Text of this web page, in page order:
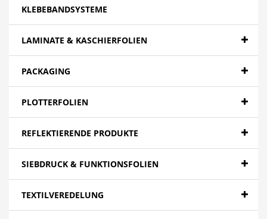
KLEBEBANDSYSTEME
LAMINATE & KASCHIERFOLIEN
PACKAGING
PLOTTERFOLIEN
REFLEKTIERENDE PRODUKTE
SIEBDRUCK & FUNKTIONSFOLIEN
TEXTILVEREDELUNG